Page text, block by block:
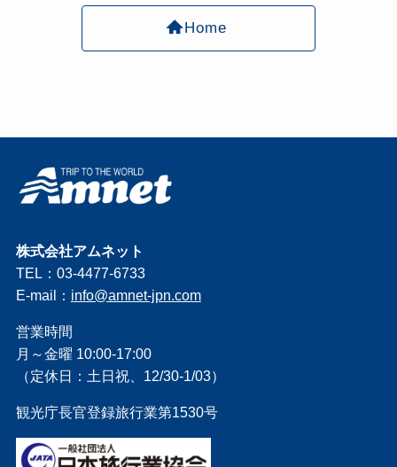
Home
株式会社アムネット
TEL：03-4477-6733
E-mail： info@amnet-jpn.com
営業時間
月～金曜 10:00-17:00
（定休日：土日祝、12/30-1/03）
観光庁長官登録旅行業第1530号